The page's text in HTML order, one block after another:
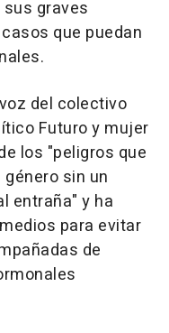
graves
que puedan
del colectivo
Futuro y mujer
los "peligros que
sin un
entraña" y ha
para evitar
de